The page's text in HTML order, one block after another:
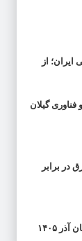
از
گیلان
در برابر
۱۴۰۵